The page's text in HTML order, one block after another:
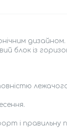
блок із
і правильну